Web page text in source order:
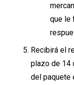
que le
Recibirá el
plazo de 14
del paquete